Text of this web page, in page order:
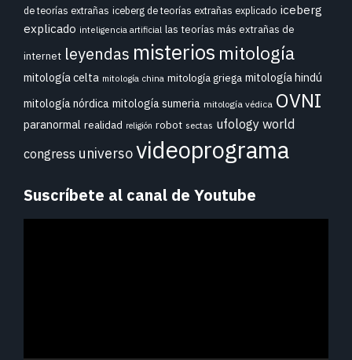
de teorías extrañas iceberg de teorías extrañas explicado iceberg
explicado inteligencia artificial las teorías más extrañas de
internet leyendas misterios mitología
mitología celta mitología china mitología griega mitología hindú
mitología nórdica mitología sumeria mitología védica OVNI
paranormal realidad religión robot sectas ufology world
congress universovideoprograma
Suscríbete al canal de Youtube